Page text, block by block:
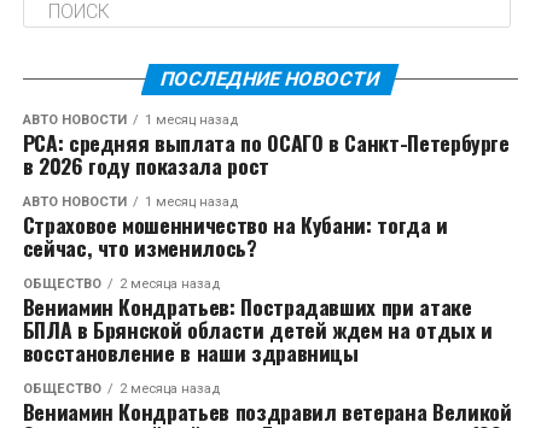
ПОСЛЕДНИЕ НОВОСТИ
АВТО НОВОСТИ 1 месяц назад
РСА: средняя выплата по ОСАГО в Санкт-Петербурге
в 2026 году показала рост
АВТО НОВОСТИ 1 месяц назад
Страховое мошенничество на Кубани: тогда и
сейчас, что изменилось?
ОБЩЕСТВО 2 месяца назад
Вениамин Кондратьев: Пострадавших при атаке
БПЛА в Брянской области детей ждем на отдых и
восстановление в наши здравницы
ОБЩЕСТВО 2 месяца назад
Вениамин Кондратьев поздравил ветерана Великой